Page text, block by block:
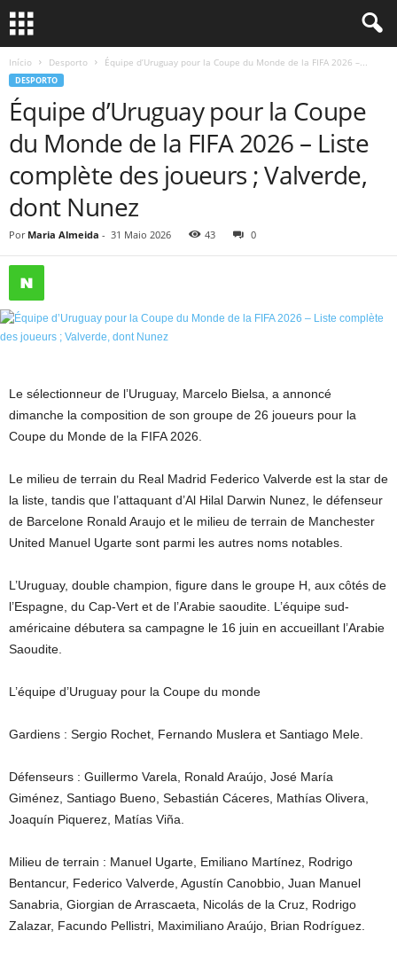
Início Desporto Équipe d’Uruguay pour la Coupe du Monde de la FIFA 2026 –...
DESPORTO
Équipe d’Uruguay pour la Coupe
du Monde de la FIFA 2026 – Liste
complète des joueurs ; Valverde,
dont Nunez
Por Maria Almeida - 31 Maio 2026 43 0
Le sélectionneur de l’Uruguay, Marcelo Bielsa, a annoncé
dimanche la composition de son groupe de 26 joueurs pour la
Coupe du Monde de la FIFA 2026.
Le milieu de terrain du Real Madrid Federico Valverde est la star de
la liste, tandis que l’attaquant d’Al Hilal Darwin Nunez, le défenseur
de Barcelone Ronald Araujo et le milieu de terrain de Manchester
United Manuel Ugarte sont parmi les autres noms notables.
L’Uruguay, double champion, figure dans le groupe H, aux côtés de
l’Espagne, du Cap-Vert et de l’Arabie saoudite. L’équipe sud-
américaine débutera sa campagne le 16 juin en accueillant l’Arabie
Saoudite.
L’équipe d’Uruguay pour la Coupe du monde
Gardiens : Sergio Rochet, Fernando Muslera et Santiago Mele.
Défenseurs : Guillermo Varela, Ronald Araújo, José María
Giménez, Santiago Bueno, Sebastián Cáceres, Mathías Olivera,
Joaquín Piquerez, Matías Viña.
Milieu de terrain : Manuel Ugarte, Emiliano Martínez, Rodrigo
Bentancur, Federico Valverde, Agustín Canobbio, Juan Manuel
Sanabria, Giorgian de Arrascaeta, Nicolás de la Cruz, Rodrigo
Zalazar, Facundo Pellistri, Maximiliano Araújo, Brian Rodríguez.